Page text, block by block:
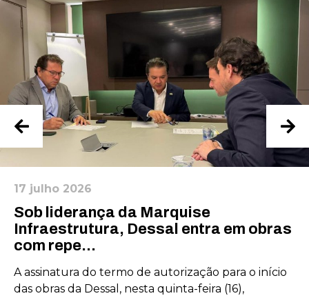
17 julho 2026
Sob liderança da Marquise
Infraestrutura, Dessal entra em obras
com repe...
A assinatura do termo de autorização para o início
das obras da Dessal, nesta quinta-feira (16),